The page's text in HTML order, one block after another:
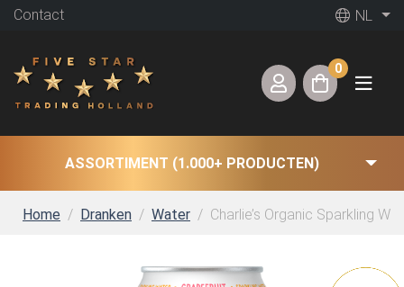
Contact NL
0
ASSORTIMENT (1.000+ PRODUCTEN)
Home Dranken Water Charlie’s Organic Sparkling